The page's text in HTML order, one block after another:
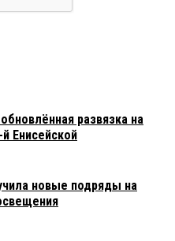
развязка на
Енисейской
новые подряды на